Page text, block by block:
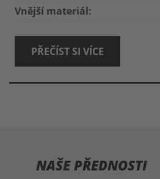
Vnější materiál:
PŘEČÍST SI VÍCE
NAŠE PŘEDNOSTI